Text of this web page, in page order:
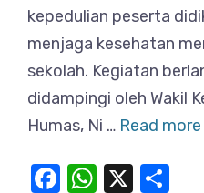
kepedulian peserta
menjaga kesehatan
sekolah. Kegiatan
didampingi oleh Wakil
Humas, Ni … Read more
F
W X